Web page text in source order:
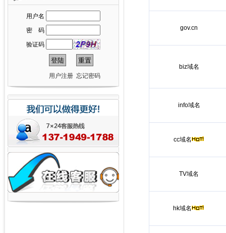
用户名
密 码
验证码
用户注册 忘记密码
gov.cn
biz域名
info域名
cc域名
TV域名
hk域名